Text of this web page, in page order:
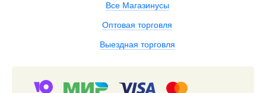
Все Магазинусы
Оптовая торговля
Выездная торговля